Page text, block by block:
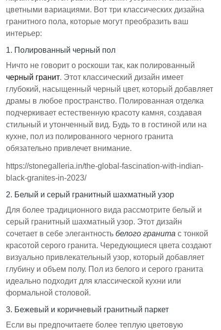
цветными вариациями. Вот три классических дизайна
гранитного пола, которые могут преобразить ваш
интерьер:
1. Полированный черный пол
Ничто не говорит о роскоши так, как полированный
черный гранит. Этот классический дизайн имеет
глубокий, насыщенный черный цвет, который добавляет
драмы в любое пространство. Полированная отделка
подчеркивает естественную красоту камня, создавая
стильный и утонченный вид. Будь то в гостиной или на
кухне, пол из полированного черного гранита
обязательно привлечет внимание.
https://stonegalleria.in/the-global-fascination-with-indian-
black-granites-in-2023/
2. Белый и серый гранитный шахматный узор
Для более традиционного вида рассмотрите белый и
серый гранитный шахматный узор. Этот дизайн
сочетает в себе элегантность белого гранита с тонкой
красотой серого гранита. Чередующиеся цвета создают
визуально привлекательный узор, который добавляет
глубину и объем полу. Пол из белого и серого гранита
идеально подходит для классической кухни или
формальной столовой.
3. Бежевый и коричневый гранитный паркет
Если вы предпочитаете более теплую цветовую